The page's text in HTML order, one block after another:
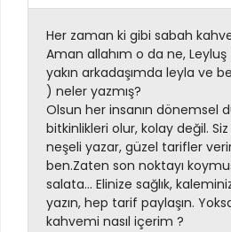
Her zaman ki gibi sabah
Aman allahım o da ne,
yakın arkadaşımda leyla ve
) neler yazmış?
Olsun her insanın dönemsel
bitkinlikleri olur, kolay değil.
neşeli yazar, güzel tarifler
ben.Zaten son noktayı
salata... Elinize sağlık,
yazın, hep tarif paylaşın.
kahvemi nasıl içerim ?